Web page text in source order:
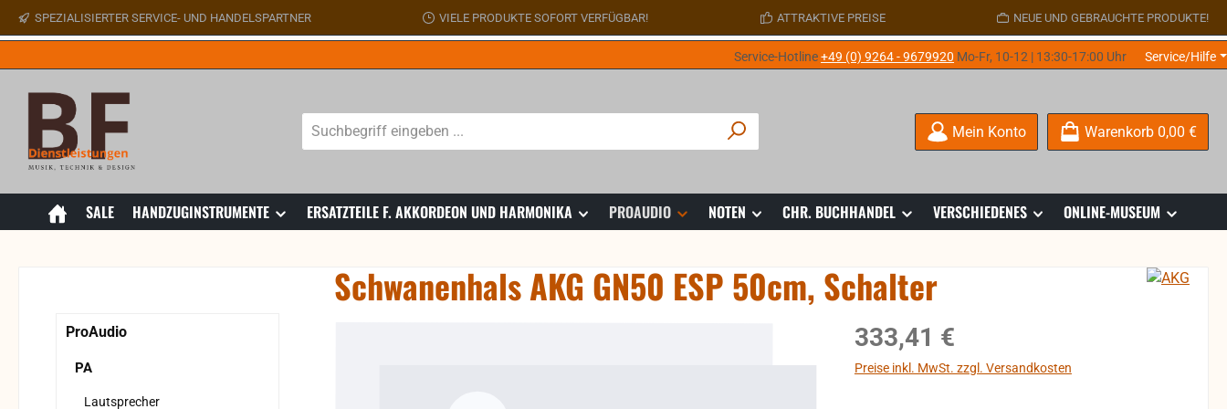
Hauptinhalt springen
Zur Suche springen
Zur Hauptnavigation springen
SPEZIALISIERTER SERVICE- UND HANDELSPARTNER VIELE PRODUKTE SOFORT VERFÜGBAR! ATTRAKTIVE PREISE NEUE UND GEBRAUCHTE PRODUKTE!
Service-Hotline+49 (0) 9264 - 9679920 Mo-Fr, 10-12 | 13:30-17:00 Uhr Service/Hilfe
Mein Konto Warenkorb 0,00 €
SALE HANDZUGINSTRUMENTE ERSATZTEILE F. AKKORDEON UND HARMONIKA PROAUDIO NOTEN CHR. BUCHHANDEL VERSCHIEDENES ONLINE-MUSEUM
ProAudio
PA
Lautsprecher
Schwanenhals AKG GN50 ESP 50cm, Schalter
Regulärer Preis:
333,41 €
Preise inkl. MwSt. zzgl. Versandkosten